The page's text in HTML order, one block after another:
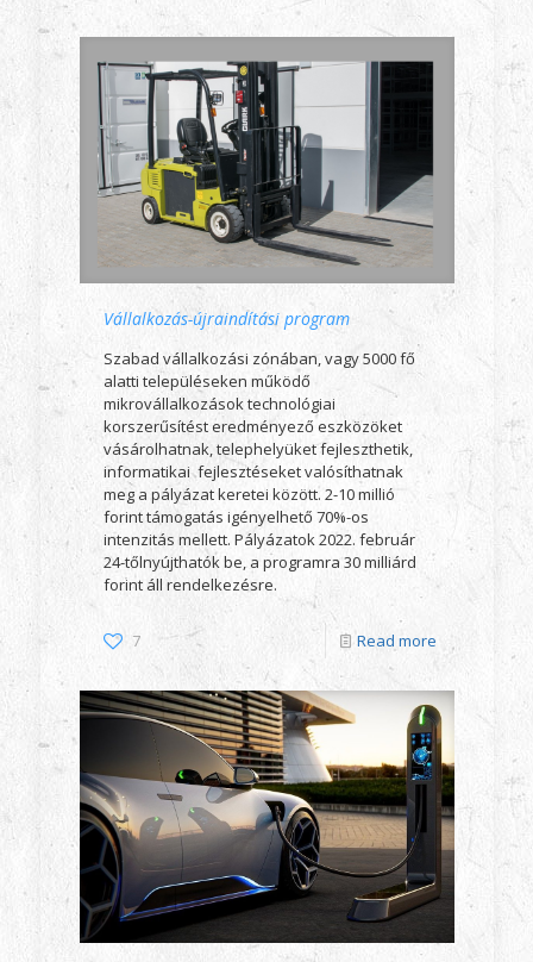
Vállalkozás-újraindítási program
Szabad vállalkozási zónában, vagy 5000 fő
alatti településeken működő
mikrovállalkozások technológiai
korszerűsítést eredményező eszközöket
vásárolhatnak, telephelyüket fejleszthetik,
informatikai fejlesztéseket valósíthatnak
meg a pályázat keretei között. 2-10 millió
forint támogatás igényelhető 70%-os
intenzitás mellett. Pályázatok 2022. február
24-tőlnyújthatók be, a programra 30 milliárd
forint áll rendelkezésre.
7 Read more